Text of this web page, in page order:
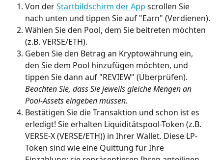
Von der Startbildschirm der App scrollen Sie
nach unten und tippen Sie auf "Earn" (Verdienen).
Wählen Sie den Pool, dem Sie beitreten möchten
(z.B. VERSE/ETH).
Geben Sie den Betrag an Kryptowährung ein,
den Sie dem Pool hinzufügen möchten, und
tippen Sie dann auf "REVIEW" (Überprüfen).
Beachten Sie, dass Sie jeweils gleiche Mengen an
Pool-Assets eingeben müssen.
Bestätigen Sie die Transaktion und schon ist es
erledigt! Sie erhalten Liquiditätspool-Token (z.B.
VERSE-X (VERSE/ETH)) in Ihrer Wallet. Diese LP-
Token sind wie eine Quittung für Ihre